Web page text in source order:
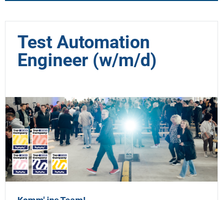
Test Automation
Engineer (w/m/d)